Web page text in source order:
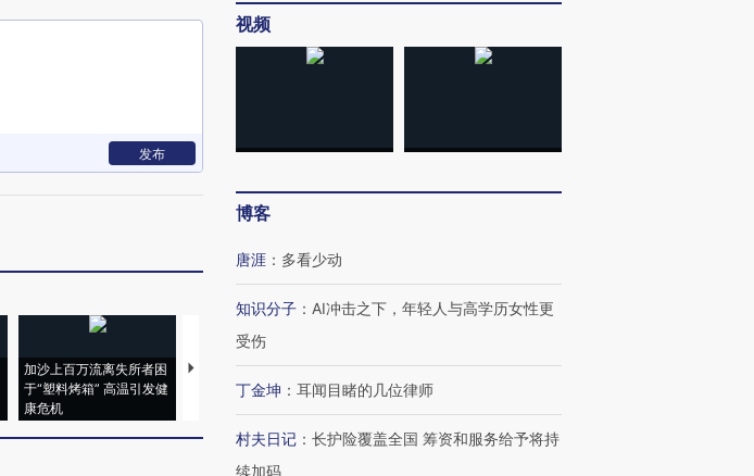
发布
加沙上百万流离失所者困
于“塑料烤箱” 高温引发健
康危机
视线｜HYROX的吸金
术：是什么让中产们甘
马航飞行员跨国走私7万
粒摇头丸 尿检体内含3种
视线｜被称为“蟑螂”的印
视频
博客
唐涯 ： 多看少动
知识分子 ： AI冲击之下，年轻人与高学历女性更
受伤
丁金坤 ： 耳闻目睹的几位律师
村夫日记 ： 长护险覆盖全国 筹资和服务给予将持
续加码